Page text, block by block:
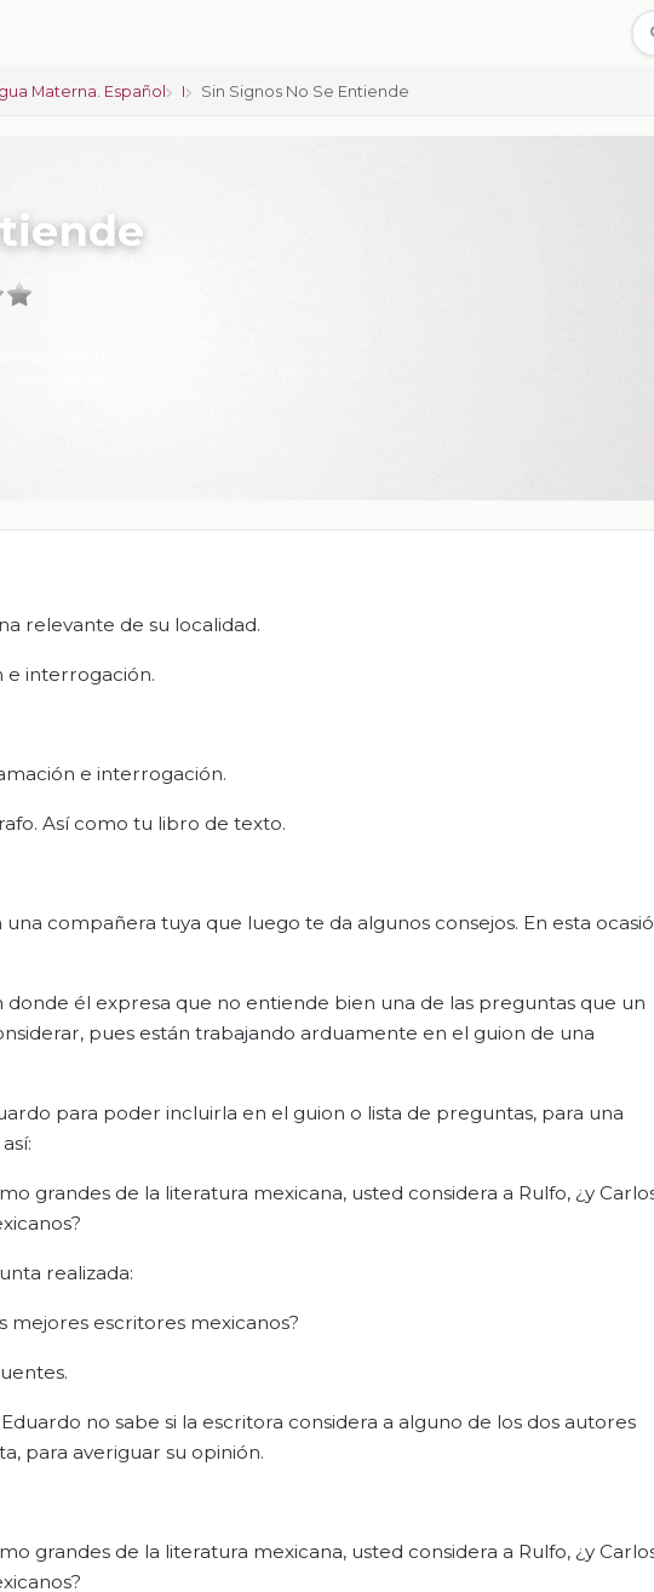
Materna. Español I Sin Signos No Se Entiende
relevante de su localidad.
e interrogación.
e interrogación.
Así como tu libro de texto.
compañera tuya que luego te da algunos consejos. En esta
él expresa que no entiende bien una de las preguntas que un
pues están trabajando arduamente en el guion de una
para poder incluirla en el guion o lista de preguntas, para una
grandes de la literatura mexicana, usted considera a Rulfo, ¿y
realizada:
mejores escritores mexicanos?
no sabe si la escritora considera a alguno de los dos autores
para averiguar su opinión.
grandes de la literatura mexicana, usted considera a Rulfo, ¿y